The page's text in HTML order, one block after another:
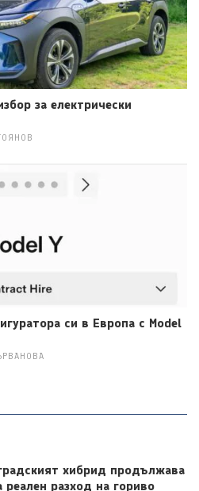
за електрически
си в Европа с Model
хибрид продължава
реален разход на гориво